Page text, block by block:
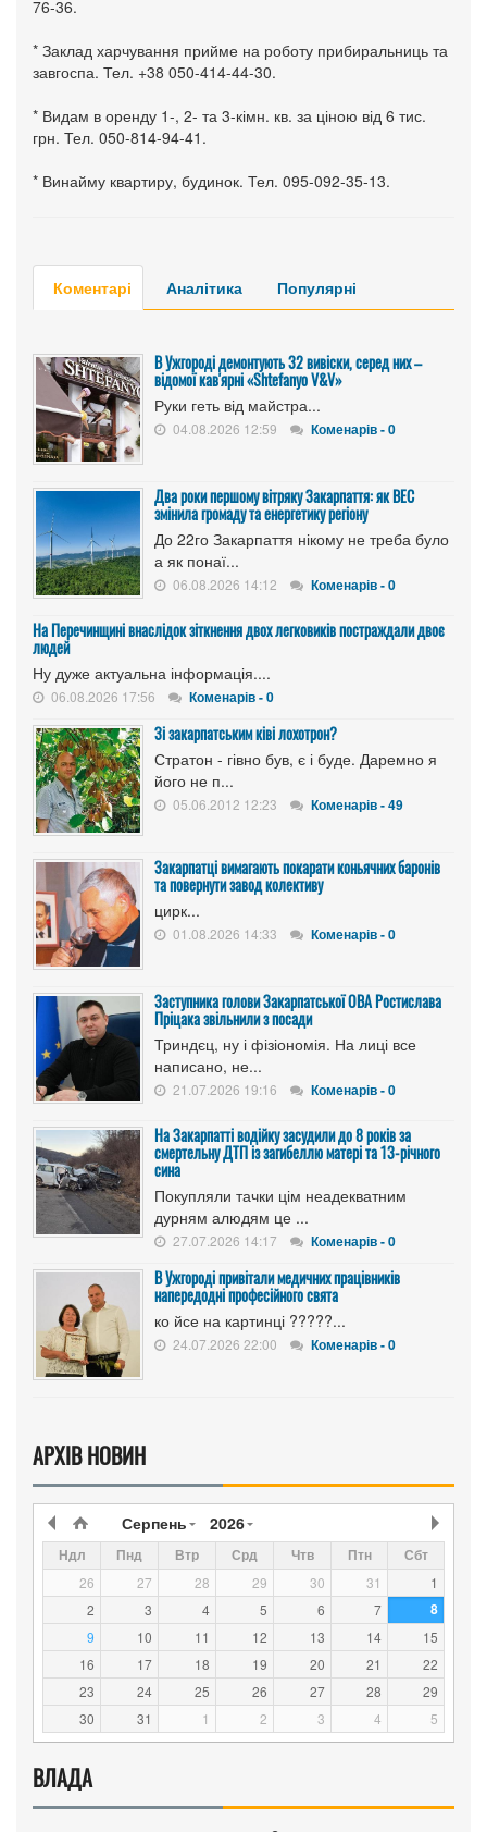
76-36.
* Заклад харчування прийме на роботу прибиральниць та
завгоспа. Тел. +38 050-414-44-30.
* Видам в оренду 1-, 2- та 3-кімн. кв. за ціною від 6 тис.
грн. Тел. 050-814-94-41.
* Винайму квартиру, будинок. Тел. 095-092-35-13.
Коментарі Аналітика Популярні
В Ужгороді демонтують 32 вивіски, серед них –
відомої кав'ярні «Shtefanyo V&V»
Руки геть від майстра...
04.08.2026 12:59 Коменарів - 0
Два роки першому вітряку Закарпаття: як ВЕС
змінила громаду та енергетику регіону
До 22го Закарпаття нікому не треба було
а як понаї...
06.08.2026 14:12 Коменарів - 0
На Перечинщині внаслідок зіткнення двох легковиків постраждали двоє
людей
Ну дуже актуальна інформація....
06.08.2026 17:56 Коменарів - 0
Зі закарпатським ківі лохотрон?
Стратон - гівно був, є і буде. Даремно я
його не п...
05.06.2012 12:23 Коменарів - 49
Закарпатці вимагають покарати коньячних баронів
та повернути завод колективу
цирк...
01.08.2026 14:33 Коменарів - 0
Заступника голови Закарпатської ОВА Ростислава
Пріцака звільнили з посади
Триндєц, ну і фізіономія. На лиці все
написано, не...
21.07.2026 19:16 Коменарів - 0
На Закарпатті водійку засудили до 8 років за
смертельну ДТП із загибеллю матері та 13-річного
сина
Покупляли тачки цім неадекватним
дурням алюдям це ...
27.07.2026 14:17 Коменарів - 0
В Ужгороді привітали медичних працівників
напередодні професійного свята
ко йсе на картинці ?????...
24.07.2026 22:00 Коменарів - 0
АРХІВ НОВИН
Серпень 2026
Ндл Пнд Втр Срд Чтв Птн Сбт
26 27 28 29 30 31
1
2
3 4 5 6 7 8
9 10 11 12 13 14
15
16
17 18 19 20 21
22
23
24 25 26 27 28
29
30
31 1 2 3 4 5
ВЛАДА